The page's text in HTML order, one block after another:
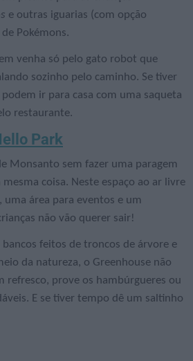
e outras iguarias (com opção
Pokémons.
venha só pelo gato robot que
sozinho pelo caminho. Se tiver
ir para casa com uma saqueta
restaurante.
Park
Monsanto sem fazer uma paragem
coisa. Neste espaço ao ar livre
uma área para eventos e um
não vão querer sair!
feitos de troncos de árvore e
da natureza, o Greenhouse não
refresco, prove os hambúrgueres ou
E se tiver tempo dê um saltinho